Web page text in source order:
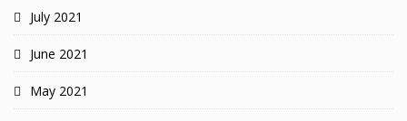
July 2021
June 2021
May 2021